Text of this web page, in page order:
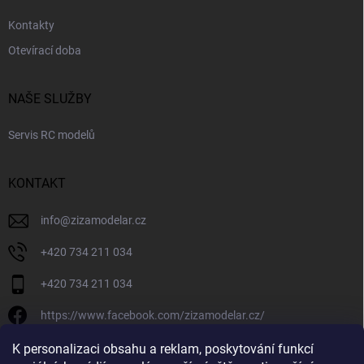
K personalizaci obsahu a reklam, poskytování funkcí
Kontakty
Otevírací doba
NAŠE SLUŽBY
Servis RC modelů
KONTAKT
info@zizamodelar.cz
+420 734 211 034
+420 734 211 034
https://www.facebook.com/zizamodelar.cz/
/zizamodelar.cz/